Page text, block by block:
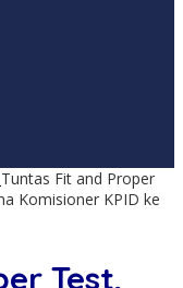
Tuntas Fit and Proper
Komisioner KPID ke
Test,